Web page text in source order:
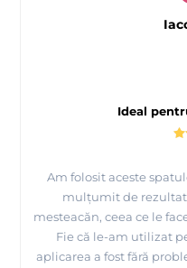
Ideal
Am folosit aceste
mulțumit de
mesteacăn, ceea ce le
Fie că le-am utilizat
aplicarea a fost fără